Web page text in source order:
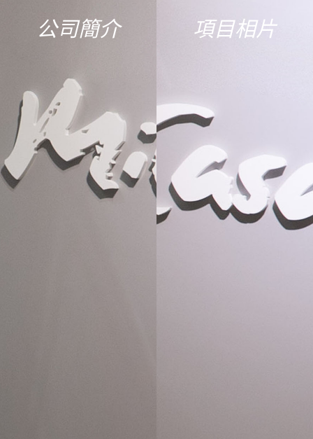
公司簡介 項目相片